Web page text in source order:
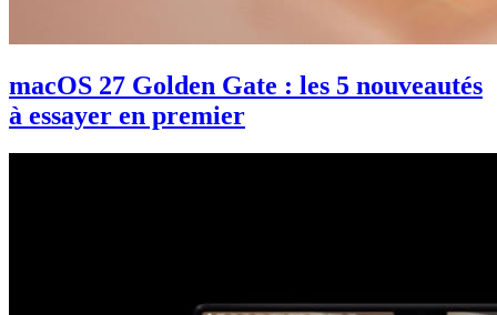
macOS 27 Golden Gate : les 5 nouveautés
à essayer en premier